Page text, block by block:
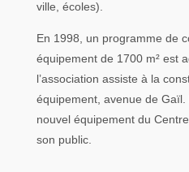
ville, écoles).
En 1998, un programme de
équipement de 1700 m² est
l’association assiste à la
équipement, avenue de
nouvel équipement du
son public.